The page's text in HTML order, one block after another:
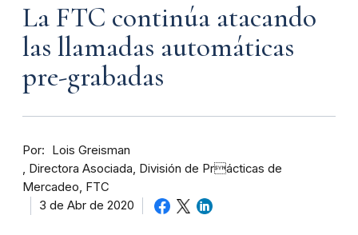
La FTC continúa atacando
las llamadas automáticas
pre-grabadas
Por
Lois Greisman
Directora Asociada, División de Prácticas de
Mercadeo, FTC
3 de Abr de 2020